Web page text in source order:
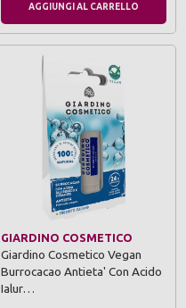
AGGIUNGI AL CARRELLO
GIARDINO COSMETICO
Giardino Cosmetico Vegan
Burrocacao Antieta' Con Acido
Ialur…